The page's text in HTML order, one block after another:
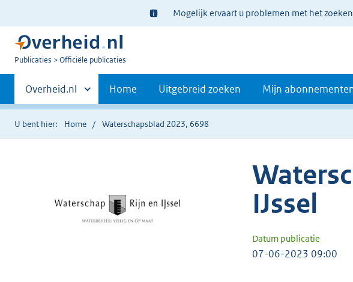
Ter
informatie:
Mogelijk ervaart u problemen met het
U
Publicaties Officiële publicaties
Primaire
navigatie
Andere
sites
binnen
Overheid.nl Home Uitgebreid zoeken Mijn
U bent hier: Home Waterschapsblad 2023, 6698
IJssel
Datum publicatie
07-06-2023 09:00